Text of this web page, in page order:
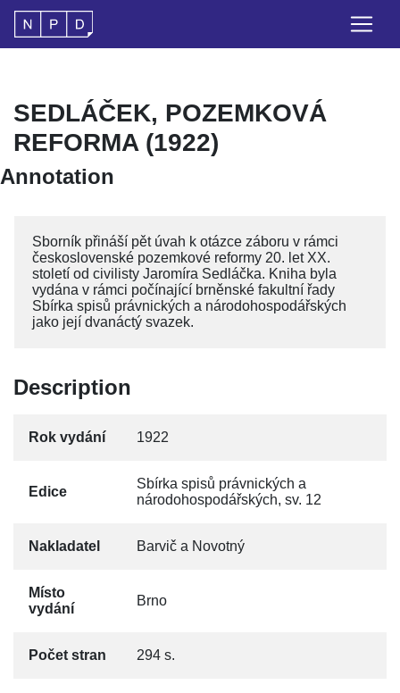
SEDLÁČEK, POZEMKOVÁ
REFORMA (1922)
Annotation
Sborník přináší pět úvah k otázce záboru v rámci
československé pozemkové reformy 20. let XX.
století od civilisty Jaromíra Sedláčka. Kniha byla
vydána v rámci počínající brněnské fakultní řady
Sbírka spisů právnických a národohospodářských
jako její dvanáctý svazek.
Description
Rok vydání 1922
Edice
Sbírka spisů právnických a
národohospodářských, sv. 12
Nakladatel Barvič a Novotný
Místo
vydání
Brno
Počet stran 294 s.